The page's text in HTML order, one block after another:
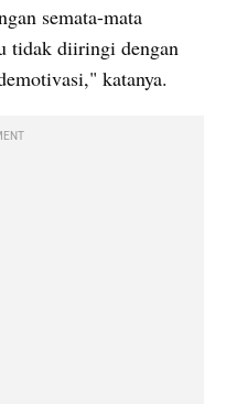
semata-mata
tidak diiringi dengan
katanya.